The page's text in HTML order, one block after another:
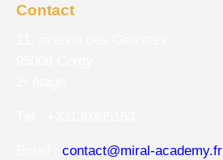
Contact
contact@miral-academy.fr